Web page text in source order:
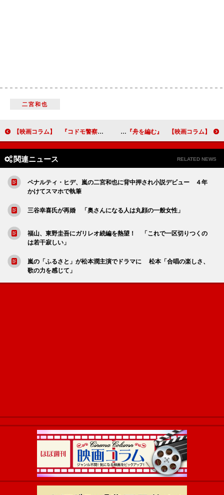
二宮和也
【映画コラム】 『コドモ警察』で思い出した『ダウンタウン物語』 【映画コラム】 辞書作りのハウツーを映像で見せる『舟を編む』
関連ニュース RELATED NEWS
ペナルティ・ヒデ、嵐の二宮和也に背中押され小説デビュー ４年
かけてスマホで執筆
三谷幸喜氏が再婚 「奥さんになる人は丸顔の一般女性」
福山、東野圭吾にガリレオ続編を熱望！ 「これで一区切りつくの
は若干寂しい」
嵐の「ふるさと」が松本潤主演でドラマに 松本「合唱の楽しさ、
歌の力を感じて」